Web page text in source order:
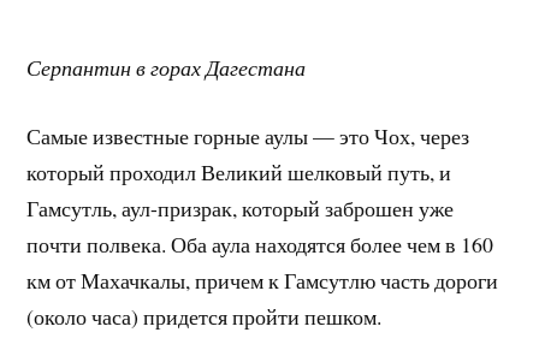
Серпантин в горах Дагестана
Самые известные горные аулы — это Чох, через
который проходил Великий шелковый путь, и
Гамсутль, аул-призрак, который заброшен уже
почти полвека. Оба аула находятся более чем в 160
км от Махачкалы, причем к Гамсутлю часть дороги
(около часа) придется пройти пешком.